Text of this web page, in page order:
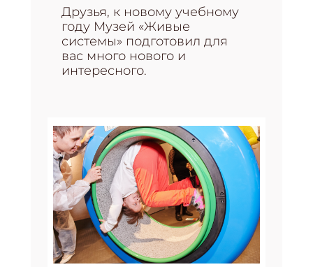
Друзья, к новому учебному
году Музей «Живые
системы» подготовил для
вас много нового и
интересного.